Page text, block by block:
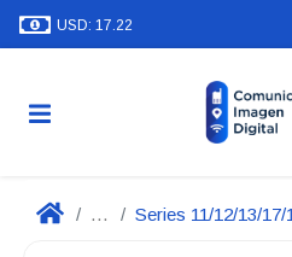
USD: 17.22
... Series 11/12/13/17/